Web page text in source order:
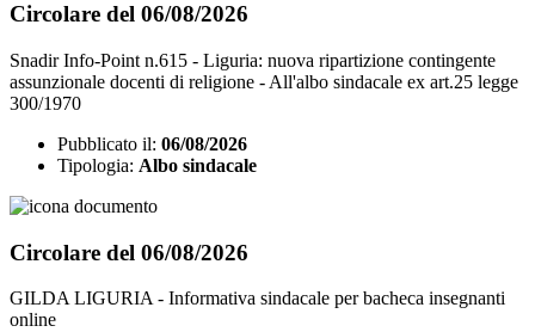
Circolare del 06/08/2026
Snadir Info-Point n.615 - Liguria: nuova ripartizione contingente
assunzionale docenti di religione - All'albo sindacale ex art.25 legge
300/1970
Pubblicato il: 06/08/2026
Tipologia: Albo sindacale
Circolare del 06/08/2026
GILDA LIGURIA - Informativa sindacale per bacheca insegnanti
online